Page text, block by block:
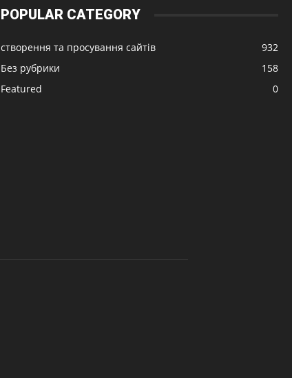
POPULAR CATEGORY
створення та просування сайтів
932
Без рубрики
158
Featured
0